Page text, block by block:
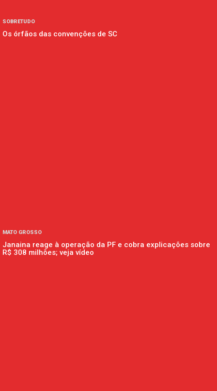
SOBRETUDO
Os órfãos das convenções de SC
MATO GROSSO
Janaina reage à operação da PF e cobra explicações sobre
R$ 308 milhões; veja vídeo